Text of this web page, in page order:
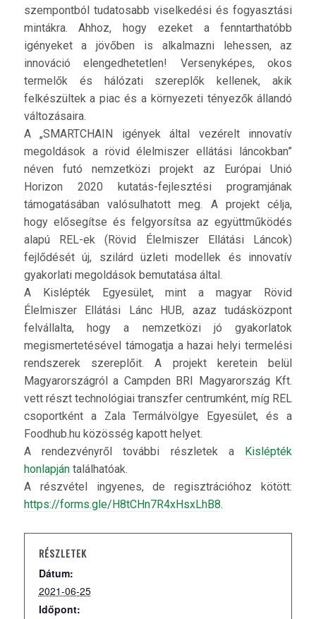
szempontból tudatosabb viselkedési és fogyasztási
mintákra. Ahhoz, hogy ezeket a fenntarthatóbb
igényeket a jövőben is alkalmazni lehessen, az
innováció elengedhetetlen! Versenyképes, okos
termelők és hálózati szereplők kellenek, akik
felkészültek a piac és a környezeti tényezők állandó
változásaira.
A „SMARTCHAIN igények által vezérelt innovatív
megoldások a rövid élelmiszer ellátási láncokban”
néven futó nemzetközi projekt az Európai Unió
Horizon 2020 kutatás-fejlesztési programjának
támogatásában valósulhatott meg. A projekt célja,
hogy elősegítse és felgyorsítsa az együttműködés
alapú REL-ek (Rövid Élelmiszer Ellátási Láncok)
fejlődését új, szilárd üzleti modellek és innovatív
gyakorlati megoldások bemutatása által.
A Kislépték Egyesület, mint a magyar Rövid
Élelmiszer Ellátási Lánc HUB, azaz tudásközpont
felvállalta, hogy a nemzetközi jó gyakorlatok
megismertetésével támogatja a hazai helyi termelési
rendszerek szereplőit. A projekt keretein belül
Magyarországról a Campden BRI Magyarország Kft.
vett részt technológiai transzfer centrumként, míg REL
csoportként a Zala Termálvölgye Egyesület, és a
Foodhub.hu közösség kapott helyet.
A rendezvényről további részletek a Kislépték
honlapjántalálhatóak.
A részvétel ingyenes, de regisztrációhoz kötött:
https://forms.gle/H8tCHn7R4xHsxLhB8.
RÉSZLETEK
Dátum:
2021-06-25
Időpont: